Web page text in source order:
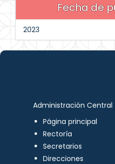
Fecha de
2023
Administración Central
Página principal
Rectoría
Secretarios
Direcciones